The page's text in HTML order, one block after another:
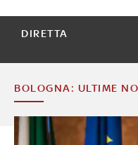
DIRETTA
BOLOGNA: ULTIME